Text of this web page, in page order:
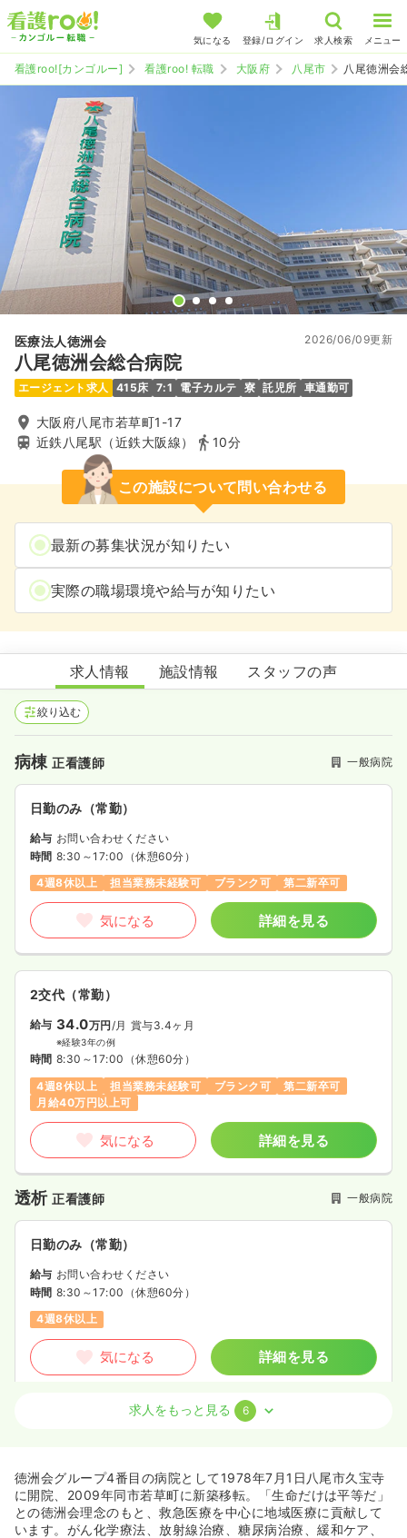
気になる 登録/ログイン 求人検索 メニュー
看護roo![カンゴルー] 看護roo! 転職 大阪府 八尾市 八尾徳洲会
医療法人徳洲会
八尾徳洲会総合病院
2026/06/09更新
エージェント求人 415床 7:1 電子カルテ 寮 託児所 車通勤可
大阪府八尾市若草町1-17
近鉄八尾駅（近鉄大阪線）
10分
この施設について問い合わせる
最新の募集状況が知りたい
実際の職場環境や給与が知りたい
八尾徳洲会総合病院
求人情報 施設情報 スタッフの声
絞り込む
病棟正看護師 一般病院
日勤のみ（常勤）
給与 お問い合わせください
時間 8:30～17:00 （休憩60分）
4週8休以上
担当業務未経験可 ブランク可 第二新卒可
気になる 詳細を見る
2交代（常勤）
給与 34.0万円/月 賞与3.4ヶ月
※経験3年の例
時間 8:30～17:00 （休憩60分）
4週8休以上
担当業務未経験可 ブランク可
第二新卒可
月給40万円以上可
気になる 詳細を見る
透析正看護師 一般病院
日勤のみ（常勤）
給与 お問い合わせください
時間 8:30～17:00 （休憩60分）
4週8休以上
気になる 詳細を見る
オペ室(手術室)正看護師
給与 33.9万円/月 賞与2回
※経験3年の例
時間 8:30～17:00（休憩60分）
求人をもっと見る 6
徳洲会グループ4番目の病院として1978年7月1日八尾市久宝寺
に開院、2009年同市若草町に新築移転。「生命だけは平等だ」
との徳洲会理念のもと、救急医療を中心に地域医療に貢献して
います。がん化学療法、放射線治療、糖尿病治療、緩和ケア、